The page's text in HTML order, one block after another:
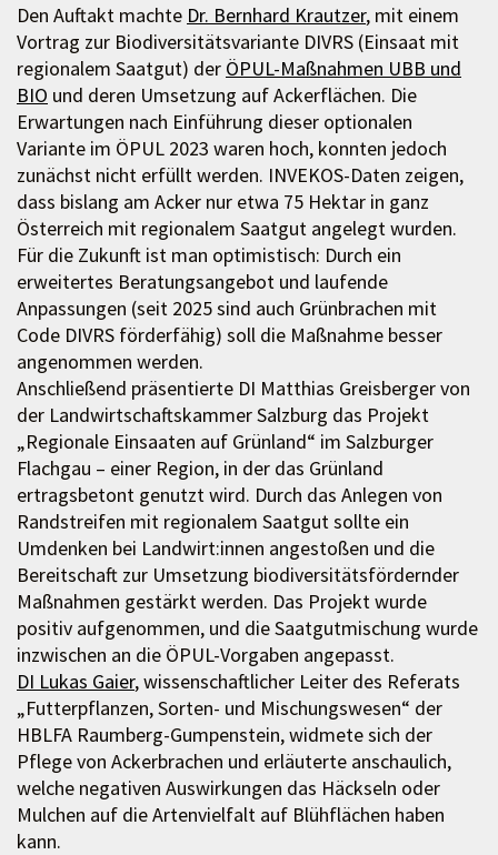
Den Auftakt machte Dr. Bernhard Krautzer, mit einem
Vortrag zur Biodiversitätsvariante DIVRS (Einsaat mit
regionalem Saatgut) der ÖPUL-Maßnahmen UBB und
BIO und deren Umsetzung auf Ackerflächen. Die
Erwartungen nach Einführung dieser optionalen
Variante im ÖPUL 2023 waren hoch, konnten jedoch
zunächst nicht erfüllt werden. INVEKOS-Daten zeigen,
dass bislang am Acker nur etwa 75 Hektar in ganz
Österreich mit regionalem Saatgut angelegt wurden.
Für die Zukunft ist man optimistisch: Durch ein
erweitertes Beratungsangebot und laufende
Anpassungen (seit 2025 sind auch Grünbrachen mit
Code DIVRS förderfähig) soll die Maßnahme besser
angenommen werden.
Anschließend präsentierte DI Matthias Greisberger von
der Landwirtschaftskammer Salzburg das Projekt
„Regionale Einsaaten auf Grünland“ im Salzburger
Flachgau – einer Region, in der das Grünland
ertragsbetont genutzt wird. Durch das Anlegen von
Randstreifen mit regionalem Saatgut sollte ein
Umdenken bei Landwirt:innen angestoßen und die
Bereitschaft zur Umsetzung biodiversitätsfördernder
Maßnahmen gestärkt werden. Das Projekt wurde
positiv aufgenommen, und die Saatgutmischung wurde
inzwischen an die ÖPUL-Vorgaben angepasst.
DI Lukas Gaier, wissenschaftlicher Leiter des Referats
„Futterpflanzen, Sorten- und Mischungswesen“ der
HBLFA Raumberg-Gumpenstein, widmete sich der
Pflege von Ackerbrachen und erläuterte anschaulich,
welche negativen Auswirkungen das Häckseln oder
Mulchen auf die Artenvielfalt auf Blühflächen haben
kann.